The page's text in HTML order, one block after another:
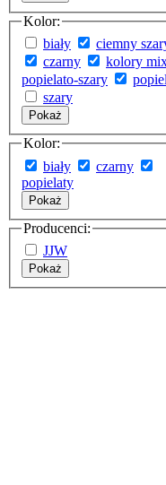
Kolor:
biały
ciemny
czarny
kolory
popielato-szary
szary
Pokaż
Kolor:
biały
czarny
popielaty
Pokaż
Producenci:
JJW
Pokaż